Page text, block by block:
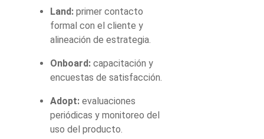
Land: primer contacto
formal con el cliente y
alineación de estrategia.
Onboard: capacitación y
encuestas de satisfacción.
Adopt: evaluaciones
periódicas y monitoreo del
uso del producto.